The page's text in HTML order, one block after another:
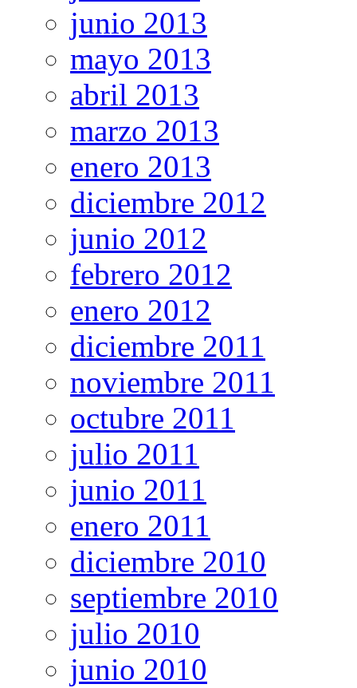
junio 2013
mayo 2013
abril 2013
marzo 2013
enero 2013
diciembre 2012
junio 2012
febrero 2012
enero 2012
diciembre 2011
noviembre 2011
octubre 2011
julio 2011
junio 2011
enero 2011
diciembre 2010
septiembre 2010
julio 2010
junio 2010